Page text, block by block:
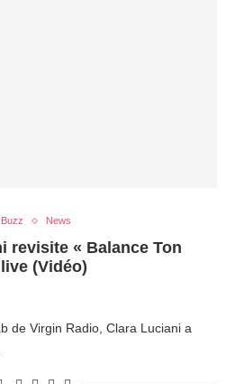
News
revisite « Balance Ton
(Vidéo)
de Virgin Radio, Clara Luciani a